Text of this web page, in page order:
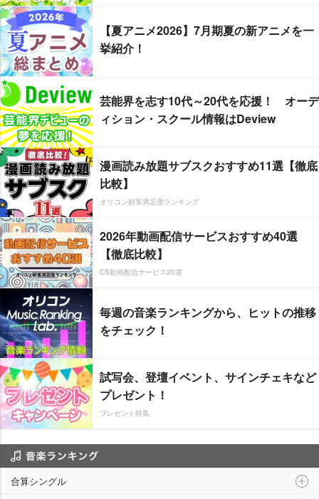
【夏アニメ2026】7月期夏の新アニメを一
挙紹介！
芸能界を志す10代～20代を応援！ オーデ
ィション・スクール情報はDeview
漫画読み放題サブスクおすすめ11選【徹底
比較】
オリコン顧客満足度ランキング
2026年動画配信サービスおすすめ40選
【徹底比較】
CS動画配信サービス20選
毎週の音楽ランキングから、ヒットの推移
をチェック！
試写会、登壇イベント、サインチェキなど
プレゼント！
プレゼント特集
合算シングル